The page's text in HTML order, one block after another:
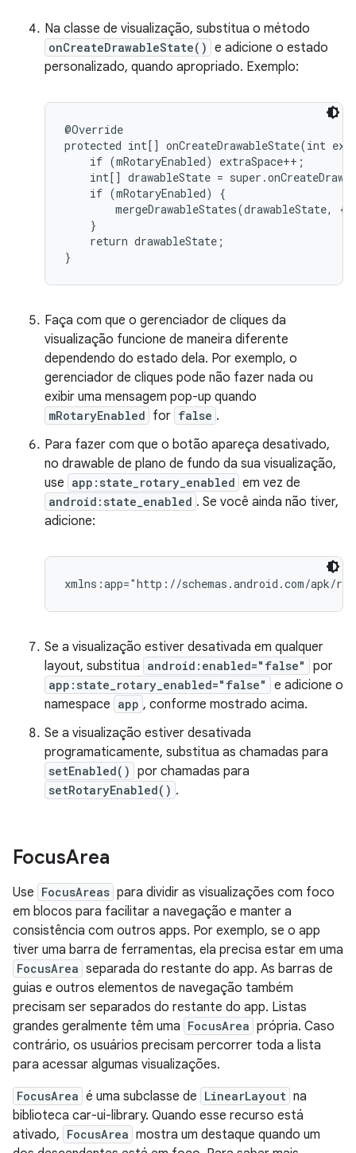
Na classe de visualização, substitua o método
onCreateDrawableState() e adicione o estado
personalizado, quando apropriado. Exemplo:
@Override
protected int[] onCreateDrawableState(int
    if (mRotaryEnabled) extraSpace++;
int[] drawableState =
    if (mRotaryEnabled) {
mergeDrawableStates(drawableState, {
    }
    return drawableState;
Faça com que o gerenciador de cliques da
visualização funcione de maneira diferente
dependendo do estado dela. Por exemplo, o
gerenciador de cliques pode não fazer nada ou
exibir uma mensagem pop-up quando
mRotaryEnabled for false .
Para fazer com que o botão apareça desativado,
no drawable de plano de fundo da sua visualização,
use app:state_rotary_enabled em vez de
android:state_enabled . Se você ainda não tiver,
adicione:
Se a visualização estiver desativada em qualquer
layout, substitua android:enabled="false" por
app:state_rotary_enabled="false"
e adicione o
namespace app , conforme mostrado acima.
Se a visualização estiver desativada
programaticamente, substitua as chamadas para
setEnabled() por chamadas para
setRotaryEnabled() .
FocusArea
Use FocusAreas para dividir as visualizações com foco
em blocos para facilitar a navegação e manter a
consistência com outros apps. Por exemplo, se o app
tiver uma barra de ferramentas, ela precisa estar em uma
FocusArea separada do restante do app. As barras de
guias e outros elementos de navegação também
precisam ser separados do restante do app. Listas
grandes geralmente têm uma FocusArea própria. Caso
contrário, os usuários precisam percorrer toda a lista
para acessar algumas visualizações.
FocusArea é uma subclasse de LinearLayout na
biblioteca car-ui-library. Quando esse recurso está
ativado, FocusArea mostra um destaque quando um